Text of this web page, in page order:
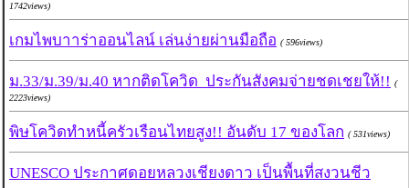
1742views)
เกมไพบาาร่าออนไลน์ เล่นง่ายผ่านมือถือ ( 596views)
ม.33/ม.39/ม.40 หากติดโควิด ประกันสังคมจ่ายชดเชยให้!! (
2223views)
พิษโควิดทำหนี้ครัวเรือนไทยสูง!! อันดับ 17 ของโลก ( 531views)
UNESCO ประกาศดอยหลวงเชียงดาว เป็นพื้นที่สงวนชีว